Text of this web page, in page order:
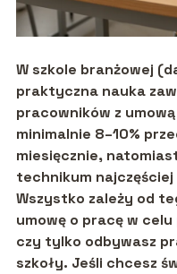
W szkole branżowej
praktyczna nauka
pracowników z
minimalnie 8–10%
miesięcznie,
technikum
Wszystko zależy od
umowę o pracę w
czy tylko odbywasz
szkoły. Jeśli chcesz